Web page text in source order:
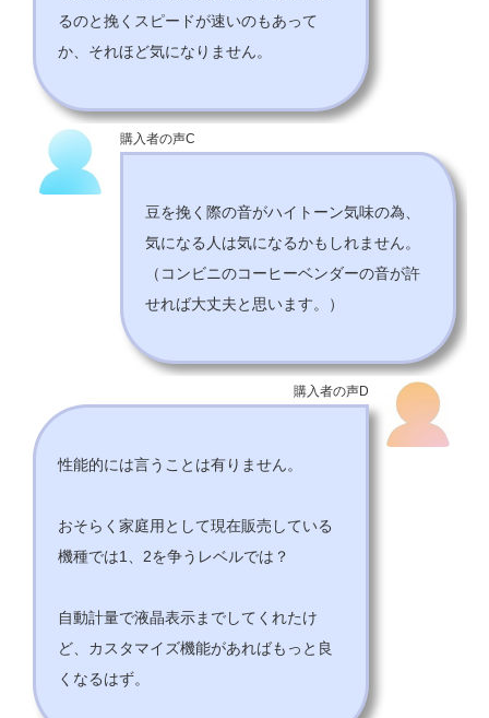
るのと挽くスピードが速いのもあって
か、それほど気になりません。
購入者の声C
豆を挽く際の音がハイトーン気味の為、
気になる人は気になるかもしれません。
（コンビニのコーヒーベンダーの音が許
せれば大丈夫と思います。）
購入者の声D
性能的には言うことは有りません。
おそらく家庭用として現在販売している
機種では1、2を争うレベルでは？
自動計量で液晶表示までしてくれたけ
ど、カスタマイズ機能があればもっと良
くなるはず。